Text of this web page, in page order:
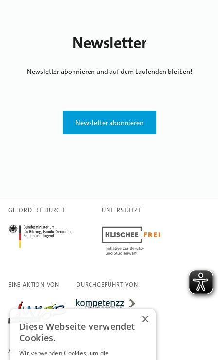
Newsletter
Newsletter abonnieren und auf dem Laufenden bleiben!
Newsletter abonnieren
GEFÖRDERT DURCH UNTERSTÜTZT
EINE AKTION VON DURCHGEFÜHRT VON
AKTIONEN FÜR MÄDCHEN
×
Diese Webseite verwendet
Cookies.
Wir verwenden Cookies, um die